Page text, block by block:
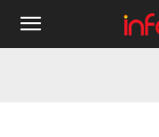
Informația